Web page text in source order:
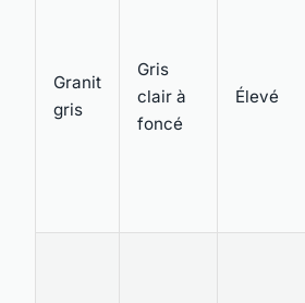
Granit
gris
Gris
clair à
foncé
Élevé